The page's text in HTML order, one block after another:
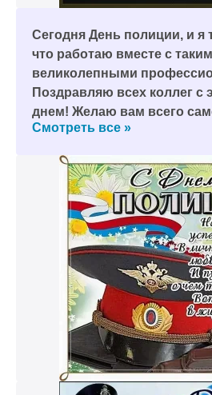
Сегодня День полиции, и я
что работаю вместе с
великолепными
Поздравляю всех коллег
днем! Желаю вам всего
Смотреть все »